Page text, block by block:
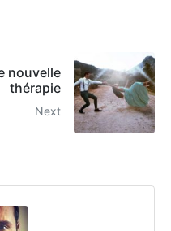
nouvelle
thérapie
Next